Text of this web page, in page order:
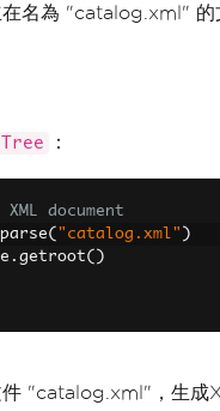
名為 "catalog.xml" 的
：
document
parse( "catalog.xml" )
. getroot()
"catalog.xml"，生成